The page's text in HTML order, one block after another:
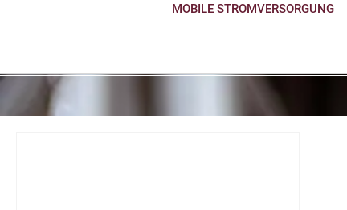
MOBILE STROMVERSORGUNG